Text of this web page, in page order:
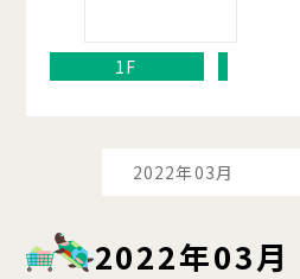
1F
2022年03月
2022年03月